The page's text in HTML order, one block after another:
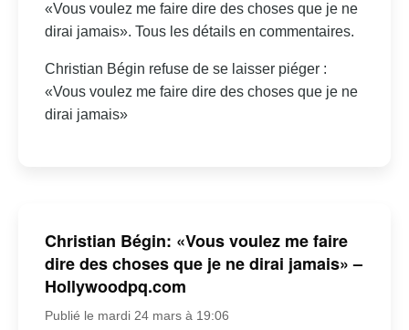
«Vous voulez me faire dire des choses que je ne
dirai jamais». Tous les détails en commentaires.
Christian Bégin refuse de se laisser piéger :
«Vous voulez me faire dire des choses que je ne
dirai jamais»
Christian Bégin: «Vous voulez me faire
dire des choses que je ne dirai jamais» –
Hollywoodpq.com
Publié le mardi 24 mars à 19:06